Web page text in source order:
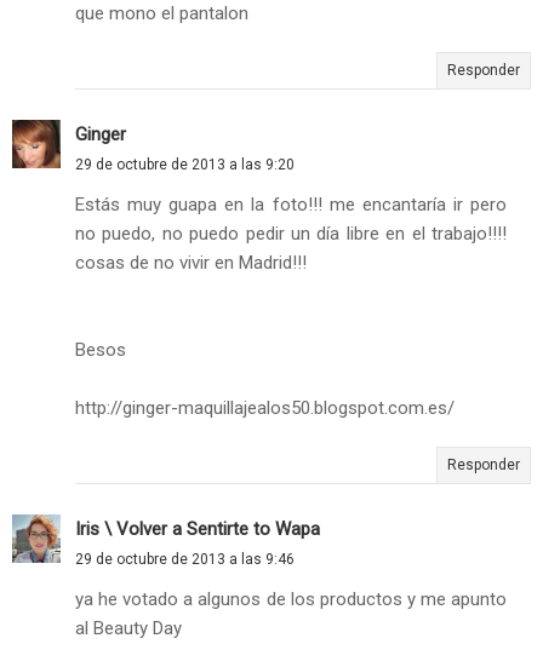
que mono el pantalon
Responder
Ginger
29 de octubre de 2013 a las 9:20
Estás muy guapa en la foto!!! me encantaría ir pero
no puedo, no puedo pedir un día libre en el trabajo!!!!
cosas de no vivir en Madrid!!!
Besos
http://ginger-maquillajealos50.blogspot.com.es/
Responder
Iris \ Volver a Sentirte to Wapa
29 de octubre de 2013 a las 9:46
ya he votado a algunos de los productos y me apunto
al Beauty Day